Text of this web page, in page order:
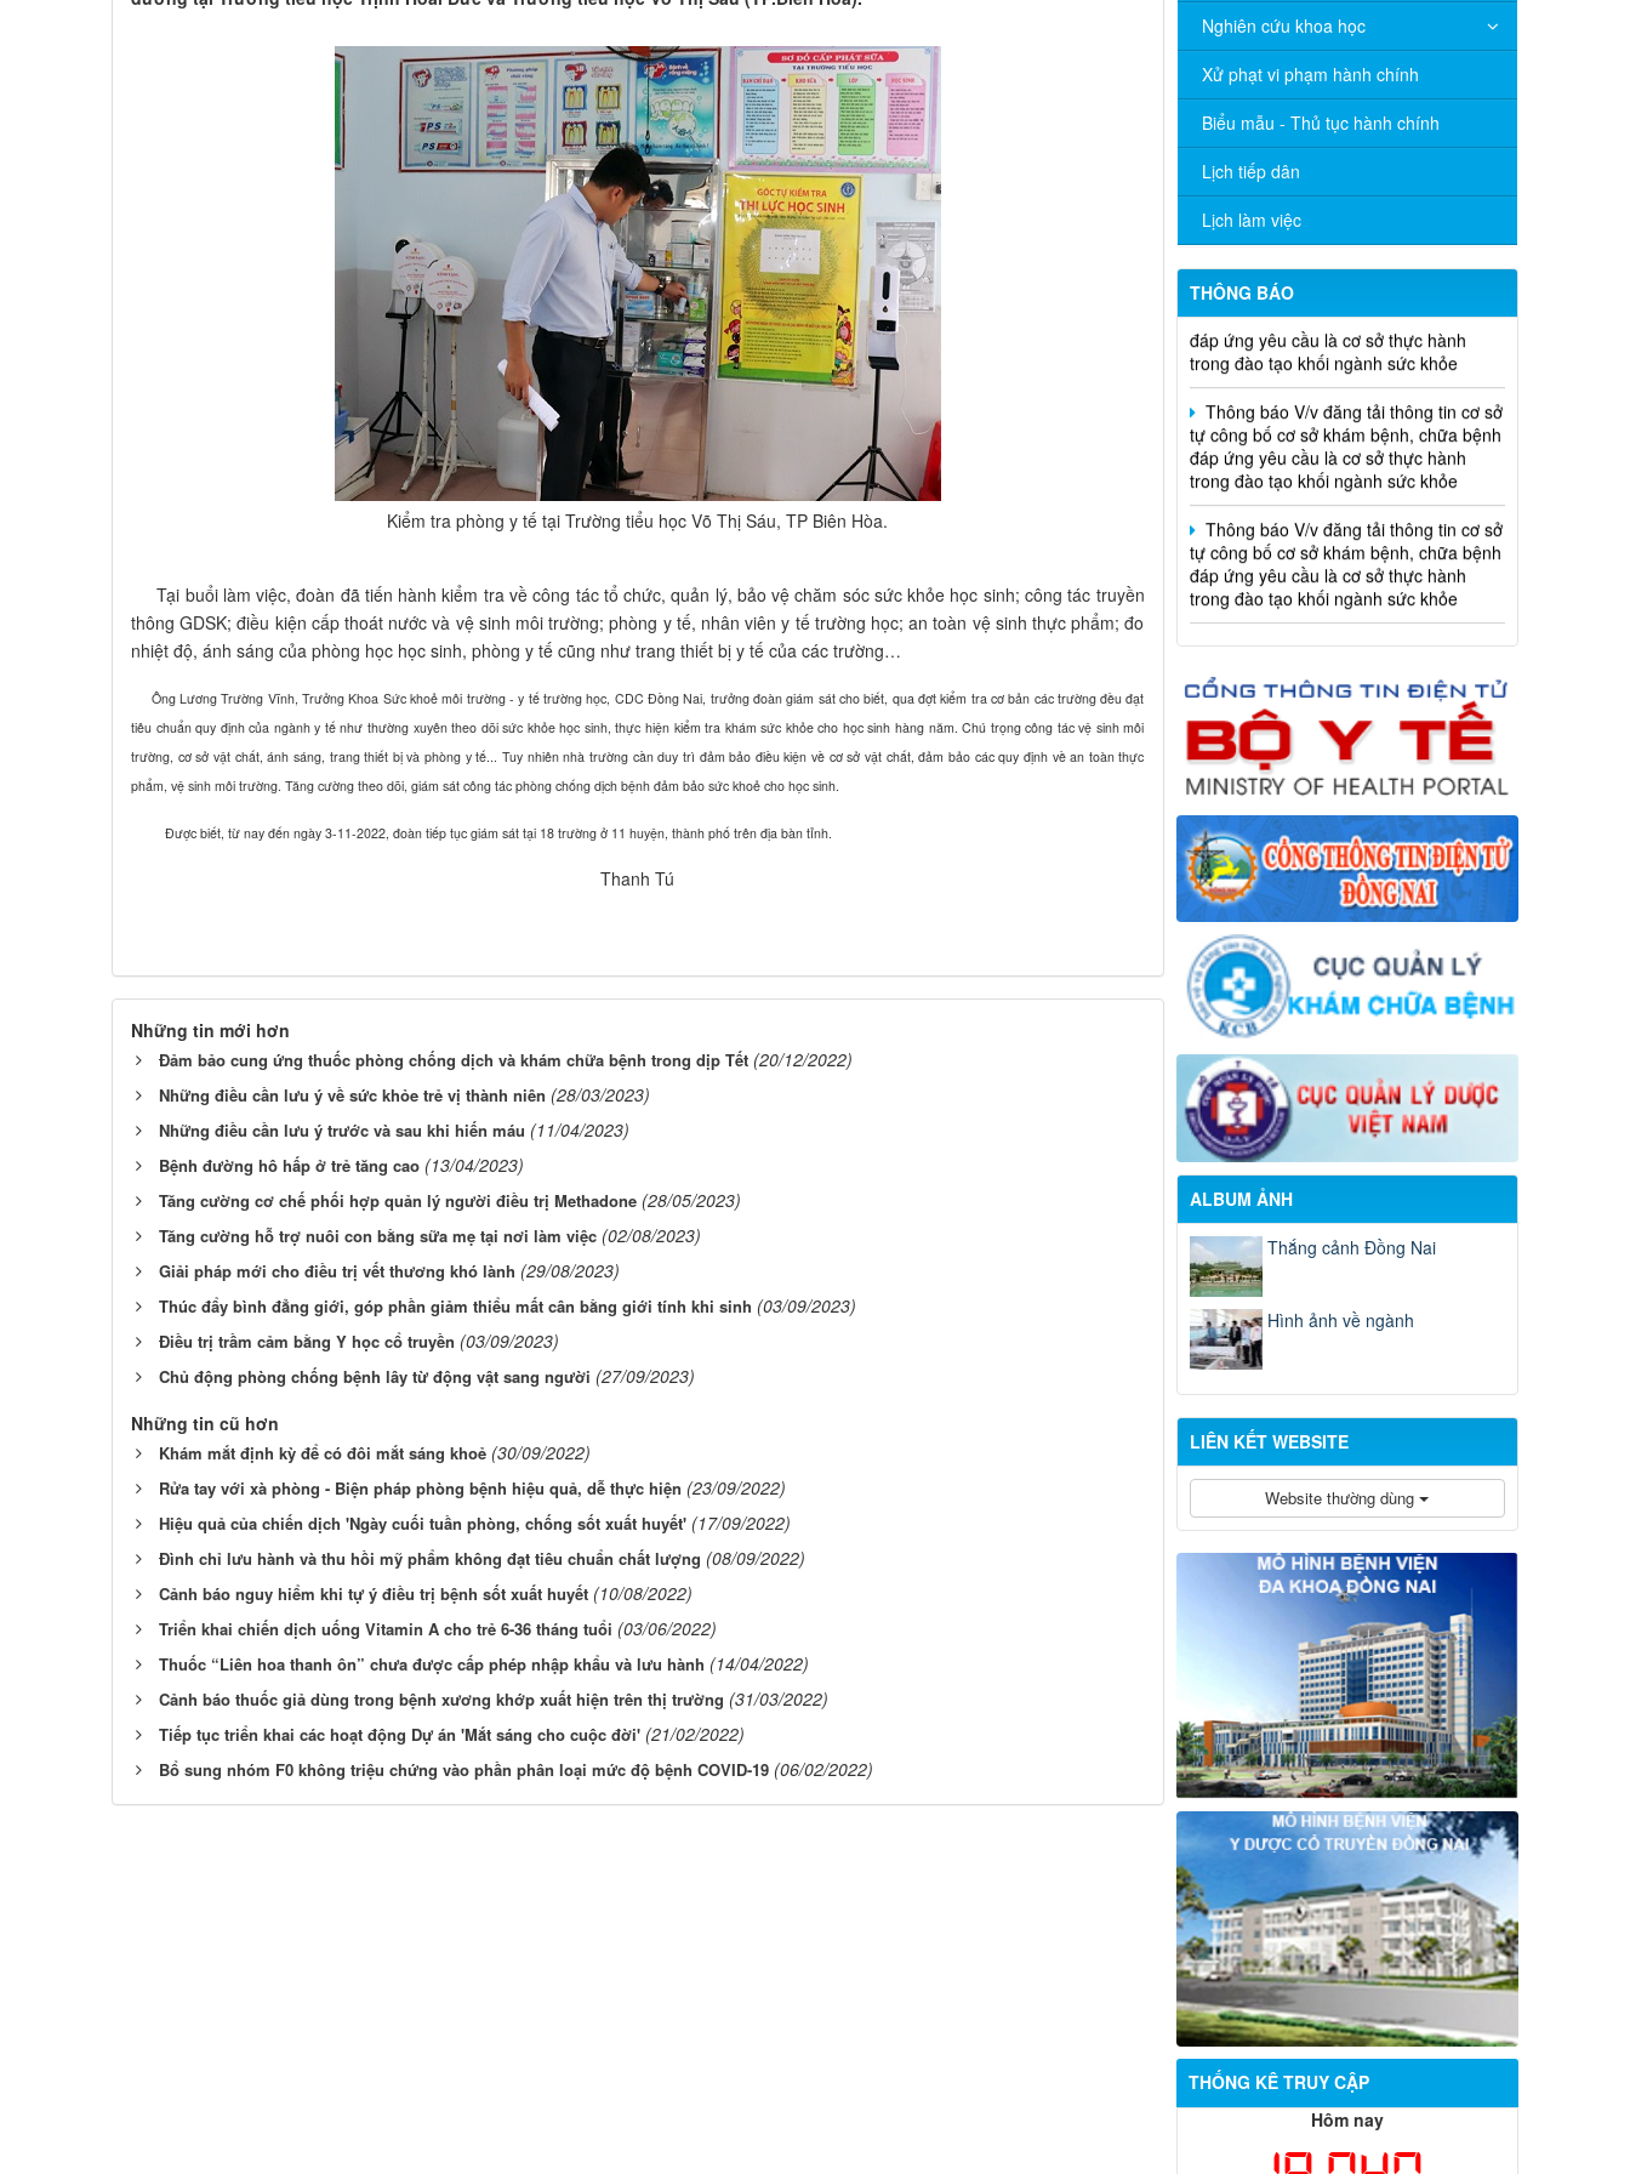
Kiểm tra phòng y tế tại Trường tiểu học Võ Thị Sáu, TP Biên Hòa.
Tại buổi làm việc, đoàn đã tiến hành kiểm tra về công tác tổ chức, quản lý, bảo vệ chăm sóc sức khỏe học sinh; công tác truyền
thông GDSK; điều kiện cấp thoát nước và vệ sinh môi trường; phòng y tế, nhân viên y tế trường học; an toàn vệ sinh thực phẩm; đo
nhiệt độ, ánh sáng của phòng học học sinh, phòng y tế cũng như trang thiết bị y tế của các trường…
Ông Lương Trường Vĩnh, Trưởng Khoa Sức khoẻ môi trường - y tế trường học, CDC Đồng Nai, trưởng đoàn giám sát cho biết, qua đợt kiểm tra cơ bản các trường đều đạt
tiêu chuẩn quy định của ngành y tế như thường xuyên theo dõi sức khỏe học sinh, thực hiện kiểm tra khám sức khỏe cho học sinh hàng năm. Chú trọng công tác vệ sinh môi
trường, cơ sở vật chất, ánh sáng, trang thiết bị và phòng y tế... Tuy nhiên nhà trường cần duy trì đảm bảo điều kiện về cơ sở vật chất, đảm bảo các quy định về an toàn thực
phẩm, vệ sinh môi trường. Tăng cường theo dõi, giám sát công tác phòng chống dịch bệnh đảm bảo sức khoẻ cho học sinh.
Được biết, từ nay đến ngày 3-11-2022, đoàn tiếp tục giám sát tại 18 trường ở 11 huyện, thành phố trên địa bàn tỉnh.
Thanh Tú
Những tin mới hơn
Đảm bảo cung ứng thuốc phòng chống dịch và khám chữa bệnh trong dịp Tết (20/12/2022)
Những điều cần lưu ý về sức khỏe trẻ vị thành niên (28/03/2023)
Những điều cần lưu ý trước và sau khi hiến máu (11/04/2023)
Bệnh đường hô hấp ở trẻ tăng cao (13/04/2023)
Tăng cường cơ chế phối hợp quản lý người điều trị Methadone (28/05/2023)
Tăng cường hỗ trợ nuôi con bằng sữa mẹ tại nơi làm việc (02/08/2023)
Giải pháp mới cho điều trị vết thương khó lành (29/08/2023)
Thúc đẩy bình đẳng giới, góp phần giảm thiểu mất cân bằng giới tính khi sinh (03/09/2023)
Điều trị trầm cảm bằng Y học cổ truyền (03/09/2023)
Chủ động phòng chống bệnh lây từ động vật sang người (27/09/2023)
Những tin cũ hơn
Khám mắt định kỳ để có đôi mắt sáng khoẻ (30/09/2022)
Rửa tay với xà phòng - Biện pháp phòng bệnh hiệu quả, dễ thực hiện (23/09/2022)
Hiệu quả của chiến dịch 'Ngày cuối tuần phòng, chống sốt xuất huyết' (17/09/2022)
Đình chỉ lưu hành và thu hồi mỹ phẩm không đạt tiêu chuẩn chất lượng (08/09/2022)
Cảnh báo nguy hiểm khi tự ý điều trị bệnh sốt xuất huyết (10/08/2022)
Triển khai chiến dịch uống Vitamin A cho trẻ 6-36 tháng tuổi (03/06/2022)
Thuốc “Liên hoa thanh ôn” chưa được cấp phép nhập khẩu và lưu hành (14/04/2022)
Cảnh báo thuốc giả dùng trong bệnh xương khớp xuất hiện trên thị trường (31/03/2022)
Tiếp tục triển khai các hoạt động Dự án 'Mắt sáng cho cuộc đời' (21/02/2022)
Bổ sung nhóm F0 không triệu chứng vào phần phân loại mức độ bệnh COVID-19 (06/02/2022)
Nghiên cứu khoa học
Xử phạt vi phạm hành chính
Biểu mẫu - Thủ tục hành chính
Lịch tiếp dân
Lịch làm việc
THÔNG BÁO
Thông báo V/v đăng tải thông tin cơ sở
tự công bố cơ sở khám bệnh, chữa bệnh
đáp ứng yêu cầu là cơ sở thực hành
trong đào tạo khối ngành sức khỏe
THÔNG CÁO BÁO CHÍ Văn bản quy
phạm pháp luật do Ủy ban nhân dân
tự công bố cơ sở khám bệnh, chữa bệnh
đáp ứng yêu cầu là cơ sở thực hành
trong đào tạo khối ngành sức khỏe
Thông báo V/v đăng tải thông tin cơ sở
tự công bố cơ sở khám bệnh, chữa bệnh
đáp ứng yêu cầu là cơ sở thực hành
trong đào tạo khối ngành sức khỏe
Thông báo V/v đăng tải thông tin cơ sở
tự công bố cơ sở khám bệnh, chữa bệnh
đáp ứng yêu cầu là cơ sở thực hành
trong đào tạo khối ngành sức khỏe
ALBUM ẢNH
Thắng cảnh Đồng Nai
Hình ảnh về ngành
LIÊN KẾT WEBSITE
Website thường dùng
THỐNG KÊ TRUY CẬP
Hôm nay